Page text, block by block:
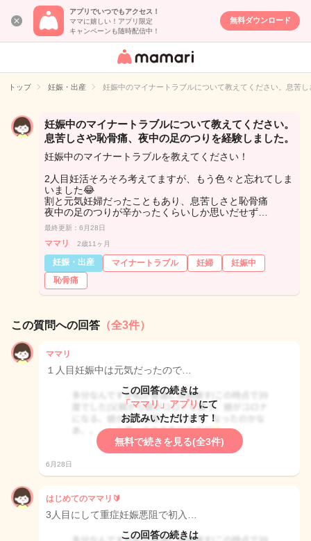
アプリでいつでもアクセス！
ママに嬉しい！アプリ限定
キャンペーンも随時配信中！
無料ダウンロード
女性専用匿名QA
イト
トップ 妊娠・出産 妊娠中のマイナートラブルについて教えてください。息苦
妊娠中のマイナートラブルについて教えてください。
息苦しさや恥骨痛、夜中の足のつりを経験しました。
妊娠中のマイナートラブルを教えてください！
2人目妊活そろそろ考えてますが、もう色々と忘れてしま
いました😂
割と元気妊婦だったこともあり、息苦しさと恥骨痛
夜中の足のつりが辛かったくらいしか思いだせず…
最終更新：6月28日
ママリ 2歳11ヶ月
妊娠・出産 マイナートラブル 妊婦
妊娠中
恥骨痛
この質問への回答 （全3件）
ママリ
１人目妊娠中は元気だったので…
この回答の続きは
「ママリ」アプリ にて
お読みいただけます！
無料で続きを見る(全3件)
6月28日
はじめてのママリ🔰
3人目にして重症妊娠悪阻で初入…
この回答の続きは